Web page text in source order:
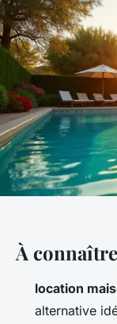
À connaître
location
alternative